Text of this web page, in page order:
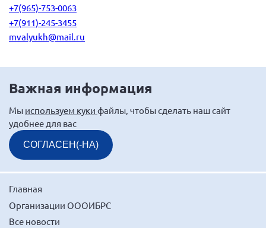
Письма и официальные ответы
Нормативно-правовые документы
Публичные отчеты
Всероссийская онлайн конференция
"Рассеянный склероз. XX лет работы
ОООИБРС" (25-29.08.2020)
Всероссийская конференция-тренинг
+7(965)-753-0063
+7(911)-245-3455
mvalyukh@mail.ru
Важная информация
Мы используем куки файлы, чтобы сделать наш сайт
удобнее для вас
СОГЛАСЕН(-НА)
Главная
Организации ОООИБРС
Все новости